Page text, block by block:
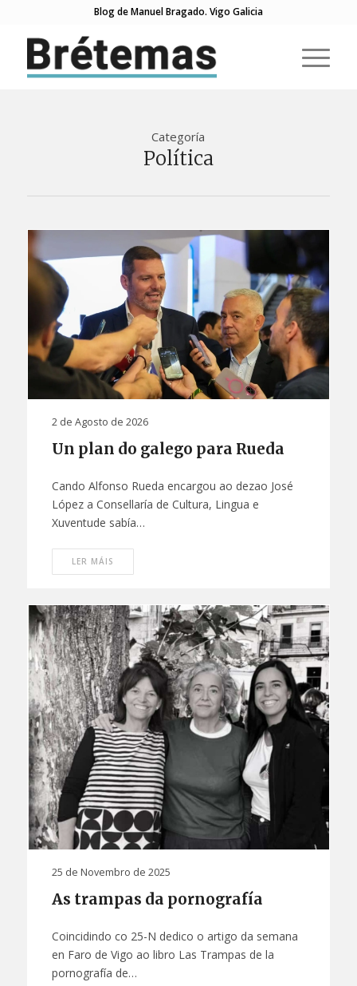
Blog de Manuel Bragado. Vigo Galicia
Categoría
Política
Un plan do galego para Rueda
2 de Agosto de 2026
Cando Alfonso Rueda encargou ao dezao José
López a Consellaría de Cultura, Lingua e
Xuventude sabía…
LER MÁIS
As trampas da pornografía
25 de Novembro de 2025
Coincidindo co 25-N dedico o artigo da semana
en Faro de Vigo ao libro Las Trampas de la
pornografía de…